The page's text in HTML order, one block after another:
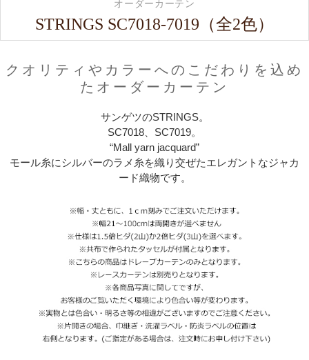
クオリティやカラーへのこだわりを込め
たオーダーカーテン
オーダーカーテン
STRINGS SC7018-7019（全2色）
サンゲツのSTRINGS。
SC7018、SC7019。
“Mall yarn jacquard”
モール糸にシルバーのラメ糸を織り交ぜたエレガントなジャカ
ード織物です。